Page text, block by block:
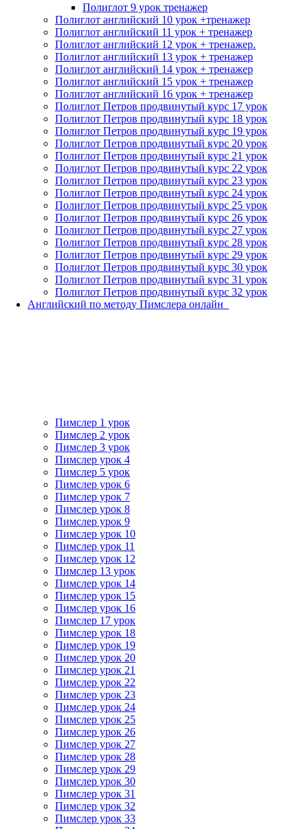
Полиглот 9 урок тренажер
Полиглот английский 10 урок +тренажер
Полиглот английский 11 урок + тренажер
Полиглот английский 12 урок + тренажер.
Полиглот английский 13 урок + тренажер
Полиглот английский 14 урок + тренажер
Полиглот английский 15 урок + тренажер
Полиглот английский 16 урок + тренажер
Полиглот Петров продвинутый курс 17 урок
Полиглот Петров продвинутый курс 18 урок
Полиглот Петров продвинутый курс 19 урок
Полиглот Петров продвинутый курс 20 урок
Полиглот Петров продвинутый курс 21 урок
Полиглот Петров продвинутый курс 22 урок
Полиглот Петров продвинутый курс 23 урок
Полиглот Петров продвинутый курс 24 урок
Полиглот Петров продвинутый курс 25 урок
Полиглот Петров продвинутый курс 26 урок
Полиглот Петров продвинутый курс 27 урок
Полиглот Петров продвинутый курс 28 урок
Полиглот Петров продвинутый курс 29 урок
Полиглот Петров продвинутый курс 30 урок
Полиглот Петров продвинутый курс 31 урок
Полиглот Петров продвинутый курс 32 урок
Английский по методу Пимслера онлайн_
Пимслер 1 урок
Пимслер 2 урок
Пимслер 3 урок
Пимслер урок 4
Пимслер 5 урок
Пимслер урок 6
Пимслер урок 7
Пимслер урок 8
Пимслер урок 9
Пимслер урок 10
Пимслер урок 11
Пимслер урок 12
Пимслер 13 урок
Пимслер урок 14
Пимслер урок 15
Пимслер урок 16
Пимслер 17 урок
Пимслер урок 18
Пимслер урок 19
Пимслер урок 20
Пимслер урок 21
Пимслер урок 22
Пимслер урок 23
Пимслер урок 24
Пимслер урок 25
Пимслер урок 26
Пимслер урок 27
Пимслер урок 28
Пимслер урок 29
Пимслер урок 30
Пимслер урок 31
Пимслер урок 32
Пимслер урок 33